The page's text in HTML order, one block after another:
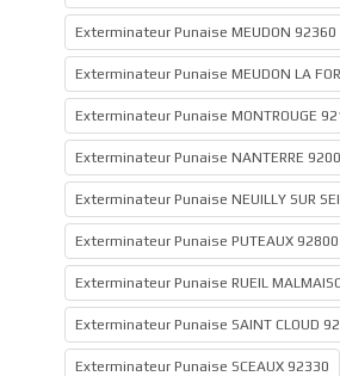
Exterminateur Punaise MEUDON 92360
Exterminateur Punaise MEUDON LA
Exterminateur Punaise MONTROUGE
Exterminateur Punaise NANTERRE
Exterminateur Punaise NEUILLY SUR
Exterminateur Punaise PUTEAUX 92800
Exterminateur Punaise RUEIL
Exterminateur Punaise SAINT CLOUD
Exterminateur Punaise SCEAUX 92330